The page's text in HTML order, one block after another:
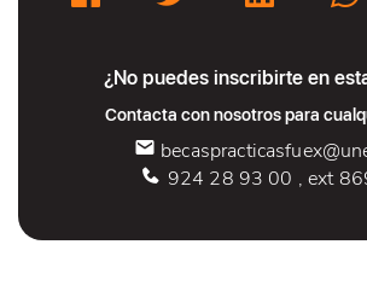
¿No puedes inscribirte en
Contacta con nosotros para
924 28 93 00 , ext